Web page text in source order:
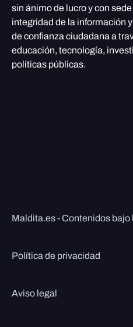
sin ánimo de lucro y con
integridad de la información
de confianza ciudadana a
educación, tecnología,
políticas públicas.
Maldita.es - Contenidos
Política de privacidad
Aviso legal